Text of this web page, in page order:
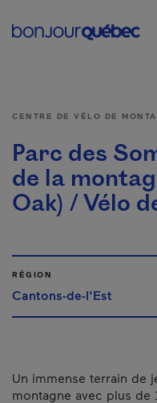
CENTRE DE VÉLO DE
Parc des
de la
Oak) / Vélo
RÉGION
Cantons-de-l'Est
Un immense terrain de
montagne avec plus de